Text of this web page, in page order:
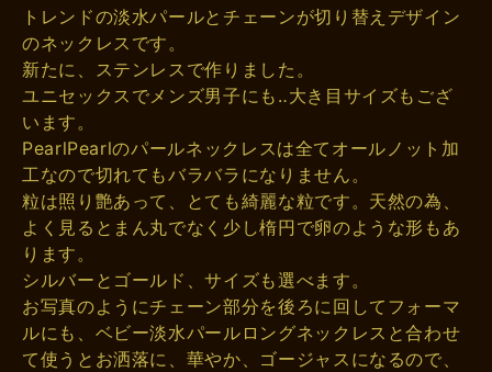
トレンドの淡水パールとチェーンが切り替えデザイン
のネックレスです。
新たに、ステンレスで作りました。
ユニセックスでメンズ男子にも‥大き目サイズもござ
います。
PearlPearlのパールネックレスは全てオールノット加
工なので切れてもバラバラになりません。
粒は照り艶あって、とても綺麗な粒です。天然の為、
よく見るとまん丸でなく少し楕円で卵のような形もあ
ります。
シルバーとゴールド、サイズも選べます。
お写真のようにチェーン部分を後ろに回してフォーマ
ルにも、ベビー淡水パールロングネックレスと合わせ
て使うとお洒落に、華やか、ゴージャスになるので、